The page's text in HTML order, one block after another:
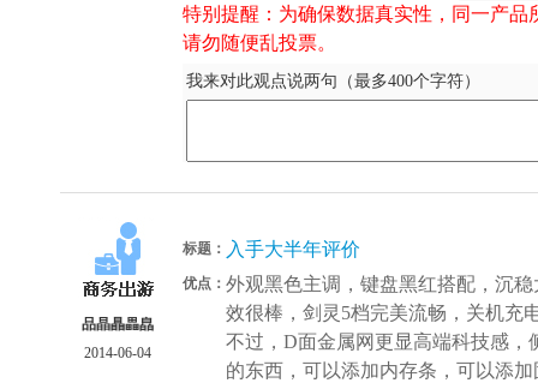
特别提醒：为确保数据真实性，同一产
请勿随便乱投票。
我来对此观点说两句（最多400个字符）
品晶瞐畾皛
2014-06-04
标题： 入手大半年评价
优点： 外观黑色主调，键盘黑红搭配，沉
效很棒，剑灵5档完美流畅，关机充
不过，D面金属网更显高端科技感
的东西，可以添加内存条，可以添